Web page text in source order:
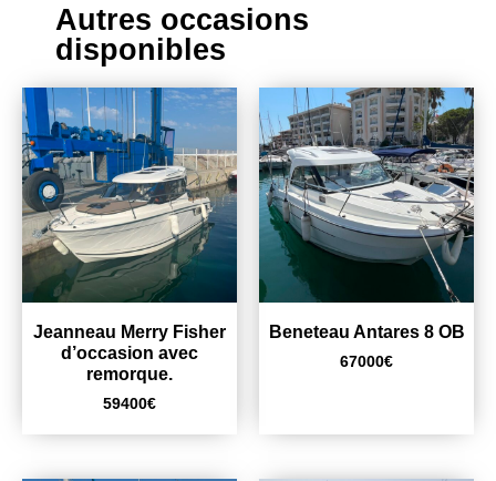
Autres occasions
disponibles
Jeanneau Merry Fisher
d’occasion avec
remorque.
59400€
Beneteau Antares 8 OB
67000€